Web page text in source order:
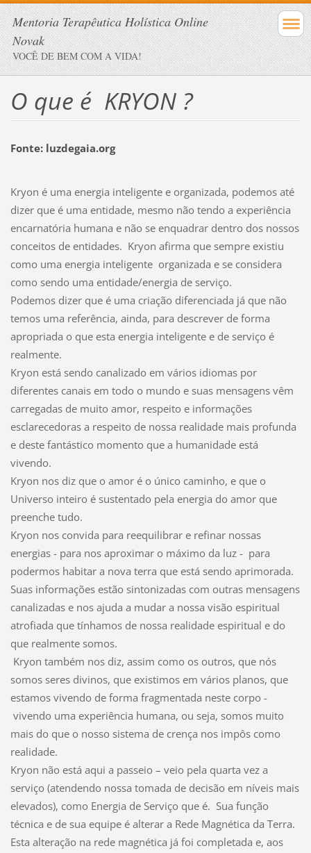
Mentoria Terapêutica Holística Online
Novak
VOCÊ DE BEM COM A VIDA!
O que é KRYON ?
Fonte: luzdegaia.org
Kryon é uma energia inteligente e organizada, podemos até
dizer que é uma entidade, mesmo não tendo a experiência
encarnatória humana e não se enquadrar dentro dos nossos
conceitos de entidades. Kryon afirma que sempre existiu
como uma energia inteligente organizada e se considera
como sendo uma entidade/energia de serviço.
Podemos dizer que é uma criação diferenciada já que não
temos uma referência, ainda, para descrever de forma
apropriada o que esta energia inteligente e de serviço é
realmente.
Kryon está sendo canalizado em vários idiomas por
diferentes canais em todo o mundo e suas mensagens vêm
carregadas de muito amor, respeito e informações
esclarecedoras a respeito de nossa realidade mais profunda
e deste fantástico momento que a humanidade está
vivendo.
Kryon nos diz que o amor é o único caminho, e que o
Universo inteiro é sustentado pela energia do amor que
preenche tudo.
Kryon nos convida para reequilibrar e refinar nossas
energias - para nos aproximar o máximo da luz - para
podermos habitar a nova terra que está sendo aprimorada.
Suas informações estão sintonizadas com outras mensagens
canalizadas e nos ajuda a mudar a nossa visão espiritual
atrofiada que tínhamos de nossa realidade espiritual e do
que realmente somos.
Kryon também nos diz, assim como os outros, que nós
somos seres divinos, que existimos em vários planos, que
estamos vivendo de forma fragmentada neste corpo -
vivendo uma experiência humana, ou seja, somos muito
mais do que o nosso sistema de crença nos impôs como
realidade.
Kryon não está aqui a passeio – veio pela quarta vez a
serviço (atendendo nossa tomada de decisão em níveis mais
elevados), como Energia de Serviço que é. Sua função
técnica e de sua equipe é alterar a Rede Magnética da Terra.
Esta alteração na rede magnética já foi completada e, aos